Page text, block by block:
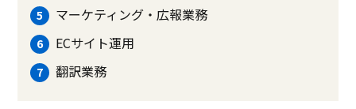
ソフト種別
推奨環境
マーケティング・広報業務
ECサイト運用
翻訳業務